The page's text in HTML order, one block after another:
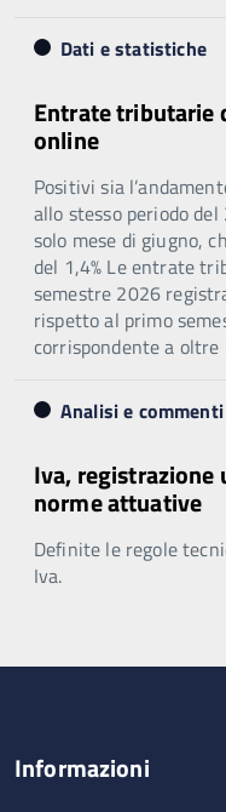
Dati e statistiche
Entrate tributarie
online
Positivi sia
allo stesso periodo
solo mese di giugno,
del 1,4% Le entrate
semestre 2026
rispetto al primo
corrispondente a
Analisi e commenti
Iva, registrazione
norme attuative
Definite le regole
Iva.
Informazioni